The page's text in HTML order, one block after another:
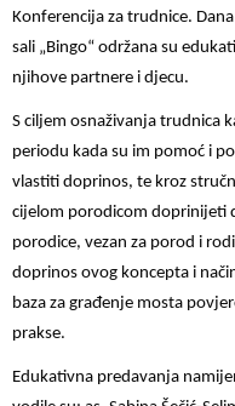
Konferencija za trudnice.
sali „Bingo“ održana su
njihove partnere i djecu.
S ciljem osnaživanja trudnica
periodu kada su im pomoć i
vlastiti doprinos, te kroz
cijelom porodicom doprinijeti
porodice, vezan za porod i
doprinos ovog koncepta i
baza za građenje mosta
prakse.
Edukativna predavanja